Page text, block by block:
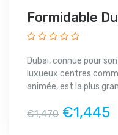
Formidable
Dubai, connue pour
luxueux centres
animée, est la plus
€1,470 €1,445